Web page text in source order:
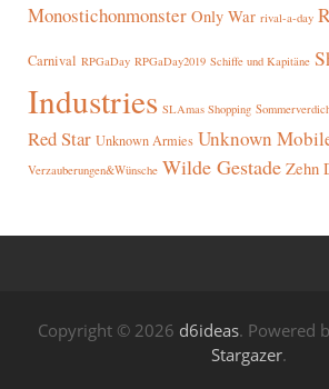
Monostichonmonster Only War rival-a-day
Carnival RPGaDay RPGaDay2019 Schiffe und Kapitäne
Industries SLAmas Shopping
Red Star Unknown Armies Unknown
Verzauberungen&Wünsche Wilde Gestade Zehn
Copyright © 2026 d6ideas. Powered
Stargazer.